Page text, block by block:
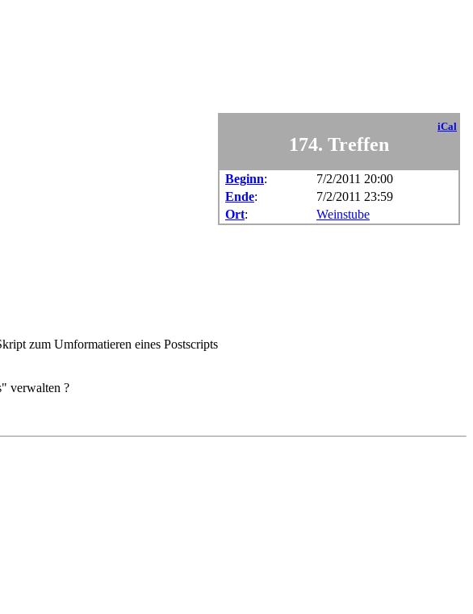
iCal
174. Treffen
Beginn:
7/2/2011 20:00
Ende:
7/2/2011 23:59
Ort: Weinstube
zum Umformatieren eines Postscripts
verwalten ?